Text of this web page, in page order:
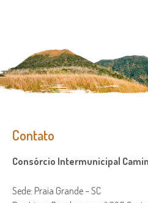
Contato
Consórcio Intermunicipal
Sede: Praia Grande – SC